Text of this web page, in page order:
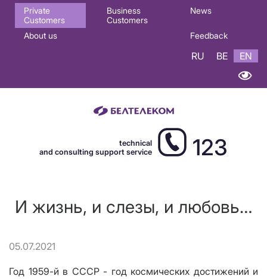
Основная
навигация
Private
Customers
Business
Customers
News
About us Feedback
RU BE EN
technical
and consulting support service
123
И жизнь, и слезы, и любовь…
05.07.2021
Год 1959-й в СССР - год космических достижений и